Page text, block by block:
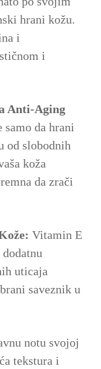
hrani kožu.
i
i
Anti-Aging
da hrani
od slobodnih
koža
da zrači
Vitamin E
uticaja
saveznik u
notu svojoj
tekstura i